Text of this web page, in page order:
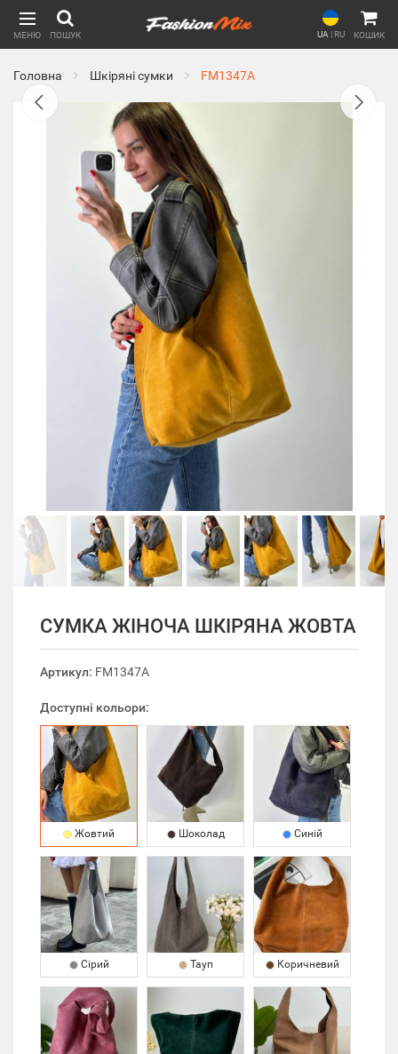
МЕНЮ ПОШУК UA | RU КОШИК
Головна Шкіряні сумки FM1347A
СУМКА ЖІНОЧА ШКІРЯНА ЖОВТА
Артикул: FM1347A
Доступні кольори:
Жовтий Шоколад Синій
Сірий Тауп Коричневий